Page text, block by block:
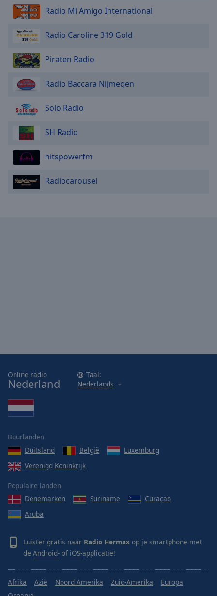
Radio Mi Amigo International
Radio Caroline 319 Gold
Piraten Radio
Radio Baccara Nijmegen
Solo Radio
SH Radio
hitspowerfm
Radiocarousel
Online radio
Nederland
Taal:
Nederlands
Buurlanden
Duitsland
België
Luxemburg
Verenigd Koninkrijk
Populaire landen
Denemarken
Suriname
Curaçao
Aruba
Luister gratis naar Radio Hermax op je smartphone met
de Android- of iOS-applicatie!
Afrika Azië Noord Amerika Zuid-Amerika
Europa